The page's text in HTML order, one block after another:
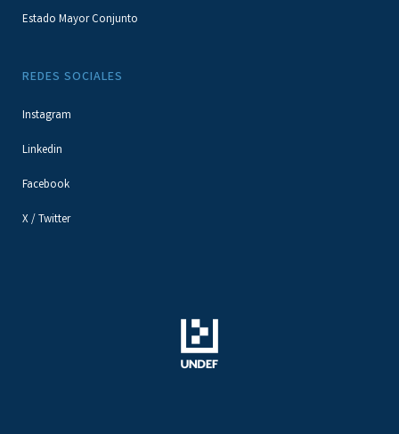
Estado Mayor Conjunto
REDES SOCIALES
Instagram
Linkedin
Facebook
X / Twitter